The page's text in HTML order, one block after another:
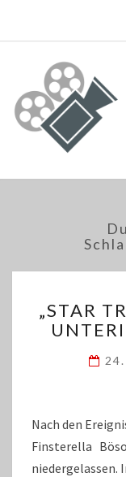
„STAR
Nach den
Finsterella
niedergelassen.